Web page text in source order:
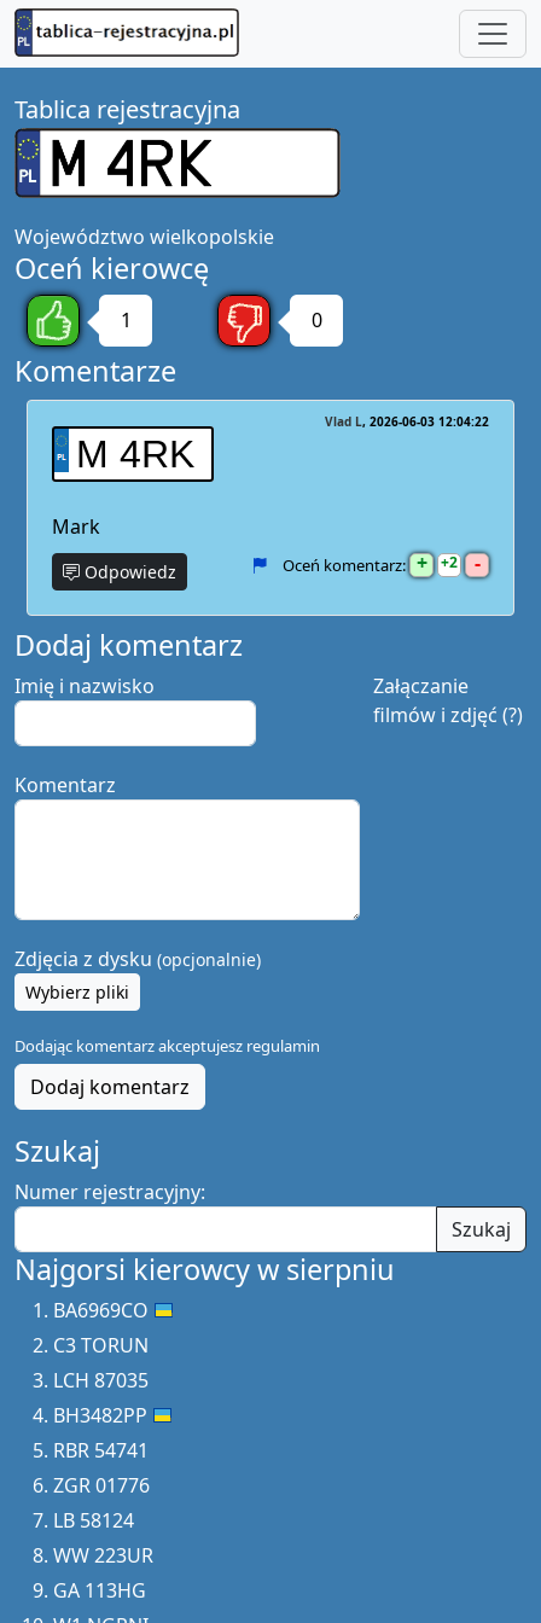
Tablica rejestracyjna
Województwo wielkopolskie
Oceń kierowcę
1 0
Komentarze
M 4RK
Vlad L 2026-06-03 12:04:22
Mark
Odpowiedz Oceń komentarz: + 2 -
Dodaj komentarz
Załączanie
filmów i zdjęć (?)
Imię i nazwisko
Komentarz
Zdjęcia z dysku (opcjonalnie)
Wybierz pliki
Dodając komentarz akceptujesz regulamin
Dodaj komentarz
Szukaj
Numer rejestracyjny:
Szukaj
Najgorsi kierowcy w sierpniu
BA6969CO
C3 TORUN
LCH 87035
BH3482PP
RBR 54741
ZGR 01776
LB 58124
WW 223UR
GA 113HG